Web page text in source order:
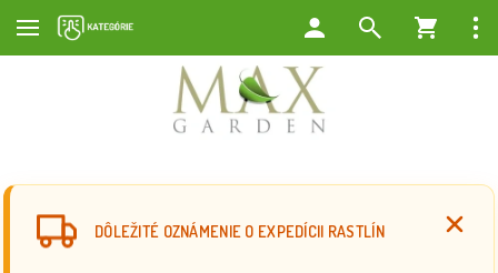
DÔLEŽITÉ OZNÁMENIE O EXPEDÍCII RASTLÍN